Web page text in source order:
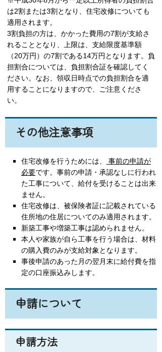
は2割または3割となり、住宅改修についても
適用されます。
3割負担の方は、かかった費用の7割が支給さ
れることとなり、上限は、支給限度基準額
（20万円）の7割である14万円となります。負
担割合については、負担割合証を確認してく
ださい。なお、領収日時点での負担割合を適
用することになりますので、ご注意くださ
い。
その他注意事項
住宅改修を行うためには、
事前の申請が
必要です。事前の申請・承認なしに行われ
た工事について、給付を受けることは出来
ません。
住宅改修は、被保険者証に記載されている
住所地の住居についてのみ適用されます。
新築工事や増築工事は認められません。
本人や家族が自ら工事を行う場合は、材料
の購入費のみが支給対象となります。
事後申請のあった月の翌月末に給付費を指
定の口座振込みします。
申請について
申請方法